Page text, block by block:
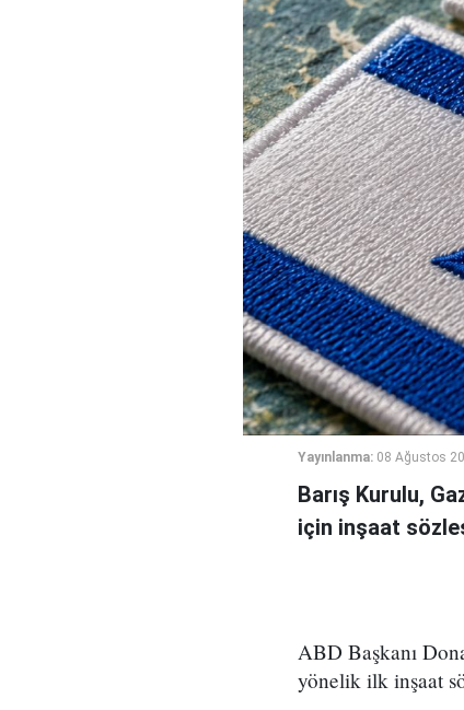
Yayınlanma: 08 Ağustos
Barış Kurulu,
için inşaat
ABD Başkanı
yönelik ilk inşaat